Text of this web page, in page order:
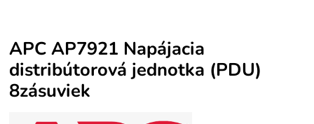
APC AP7921 Napájacia
distribútorová jednotka (PDU)
8zásuviek